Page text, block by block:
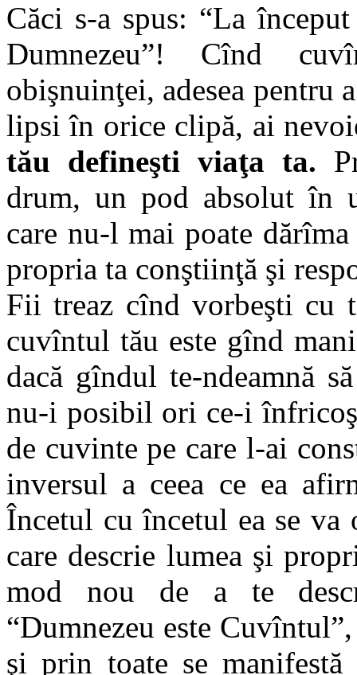
Căci s-a spus: “La
Dumnezeu”! Cînd
obişnuinţei, adesea pentru
lipsi în orice clipă, ai
tău defineşti viaţa ta.
drum, un pod absolut în
care nu-l mai poate
propria ta conştiinţă şi
Fii treaz cînd vorbeşti cu
cuvîntul tău este gînd
dacă gîndul te-ndeamnă
nu-i posibil ori ce-i
de cuvinte pe care l-ai
inversul a ceea ce ea
Încetul cu încetul ea se va
care descrie lumea şi
mod nou de a te
“Dumnezeu este
şi prin toate se manifestă